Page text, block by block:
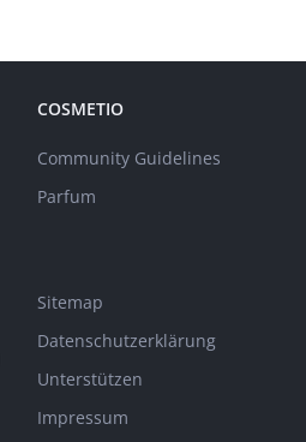
COSMETIO
Community Guidelines
Parfum
Sitemap
Datenschutzerklärung
Unterstützen
Impressum